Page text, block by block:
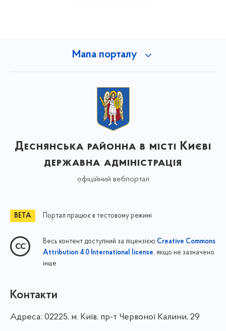
Мапа порталу
Деснянська районна в місті Києві
державна адміністрація
офіційний вебпортал
Портал працює в тестовому режимі
Весь контент доступний за ліцензією Creative Commons
Attribution 4.0 International license, якщо не зазначено
інше
Контакти
Адреса: 02225, м. Київ, пр-т Червоної Калини, 29